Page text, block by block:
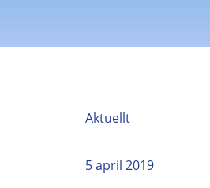
Aktuellt
5 april 2019